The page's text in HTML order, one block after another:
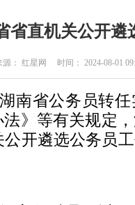
省直机关公开遴
源： 红星网 时间： 2024-08-01
南省公务员转
》等有关规定
开遴选公务员